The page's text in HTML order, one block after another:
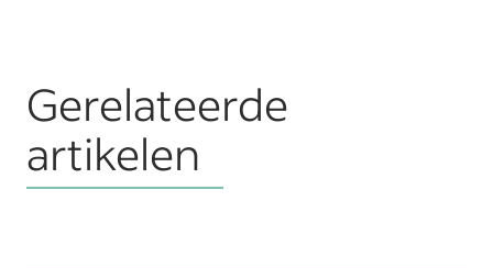
Gerelateerde
artikelen